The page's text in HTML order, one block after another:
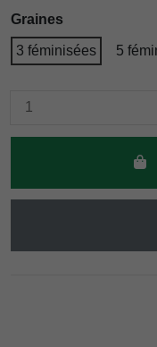
Graines
3 féminisées 5